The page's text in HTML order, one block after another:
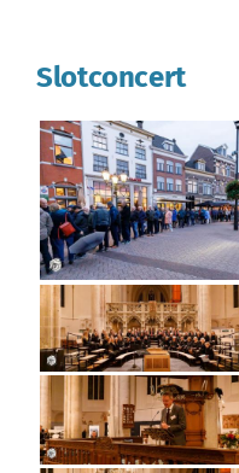
Slotconcert